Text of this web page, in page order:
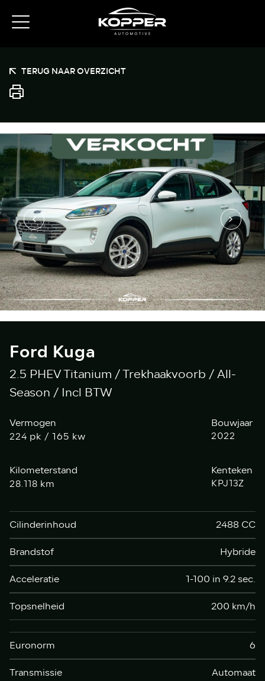
TERUG NAAR OVERZICHT
Ford Kuga
2.5 PHEV Titanium / Trekhaakvoorb / All-
Season / Incl BTW
Vermogen
224 pk / 165 kw
Bouwjaar
2022
Kilometerstand
28.118 km
Kenteken
KPJ13Z
Cilinderinhoud
2488 CC
Brandstof
Hybride
Acceleratie
1-100 in 9.2 sec.
Topsnelheid
200 km/h
Euronorm
6
Transmissie
Automaat